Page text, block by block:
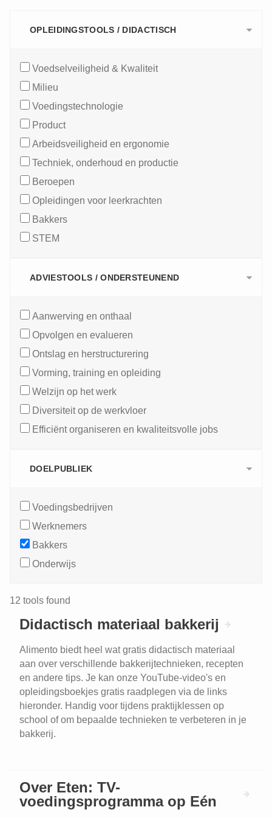
OPLEIDINGSTOOLS / DIDACTISCH
Voedselveiligheid & Kwaliteit
Milieu
Voedingstechnologie
Product
Arbeidsveiligheid en ergonomie
Techniek, onderhoud en productie
Beroepen
Opleidingen voor leerkrachten
Bakkers
STEM
ADVIESTOOLS / ONDERSTEUNEND
Aanwerving en onthaal
Opvolgen en evalueren
Ontslag en herstructurering
Vorming, training en opleiding
Welzijn op het werk
Diversiteit op de werkvloer
Efficiënt organiseren en kwaliteitsvolle jobs
DOELPUBLIEK
Voedingsbedrijven
Werknemers
Bakkers
Onderwijs
12 tools found
Didactisch materiaal bakkerij
Alimento biedt heel wat gratis didactisch materiaal
aan over verschillende bakkerijtechnieken, recepten
en andere tips. Je kan onze YouTube-video's en
opleidingsboekjes gratis raadplegen via de links
hieronder. Handig voor tijdens praktijklessen op
school of om bepaalde technieken te verbeteren in je
bakkerij.
Over Eten: TV-
voedingsprogramma op Eén